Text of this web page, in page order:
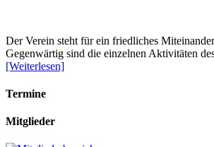
Der Verein steht für ein friedliches
Gegenwärtig sind die einzelnen Aktivitäten
[Weiterlesen]
Termine
Mitglieder